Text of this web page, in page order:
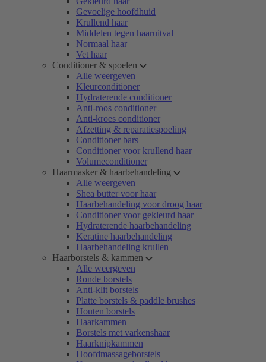
Gevoelige hoofdhuid
Krullend haar
Middelen tegen haaruitval
Normaal haar
Vet haar
Conditioner & spoelen
Alle weergeven
Kleurconditioner
Hydraterende conditioner
Anti-roos conditioner
Anti-kroes conditioner
Afzetting & reparatiespoeling
Conditioner bars
Conditioner voor krullend haar
Volumeconditioner
Haarmasker & haarbehandeling
Alle weergeven
Shea butter voor haar
Haarbehandeling voor droog haar
Conditioner voor gekleurd haar
Hydraterende haarbehandeling
Keratine haarbehandeling
Haarbehandeling krullen
Haarborstels & kammen
Alle weergeven
Ronde borstels
Anti-klit borstels
Platte borstels & paddle brushes
Houten borstels
Haarkammen
Borstels met varkenshaar
Haarknipkammen
Hoofdmassageborstels